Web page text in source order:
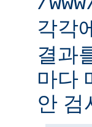
각각
결과
마다
안 검